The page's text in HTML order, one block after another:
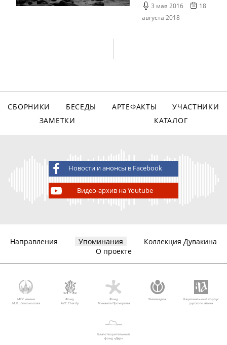
3 мая 2016
18
августа 2018
СБОРНИКИ БЕСЕДЫ АРТЕФАКТЫ
УЧАСТНИКИ
ЗАМЕТКИ
КАТАЛОГ
Новости и анонсы в Facebook
Видео-архив на Youtube
Направления Упоминания
Коллекция Дувакина
О проекте
МГУ имени
М.В. Ломоносова
Фонд
AVC Charity
Фонд
Михаила Прохорова
Викимедиа
Национальный корпус
русского языка
Благотворительный
фонд «Дар»